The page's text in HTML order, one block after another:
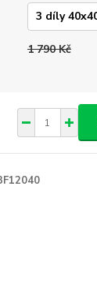
1 790 Kč